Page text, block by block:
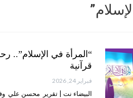
“المرأة في الإسلام”..
قرآنية
فبراير 24, 2026
البيضاء نت | تقرير محسن علي